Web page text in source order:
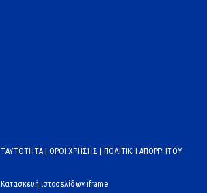
TAYTOTHTA| ΟΡΟΙ ΧΡΗΣΗΣ ΠΟΛΙΤΙΚΗ ΑΠΟΡΡΗΤΟΥ
Κατασκευή ιστοσελίδων iframe